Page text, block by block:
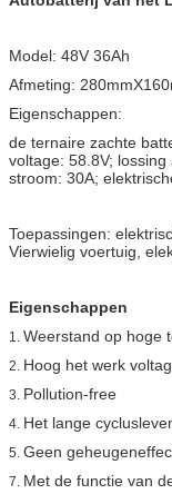
Model: 48V 36Ah
Afmeting:
Eigenschappen:
de ternaire zachte
voltage: 58.8V;
stroom: 30A;
Toepassingen:
Vierwielig voertuig,
Eigenschappen
1. Weerstand op hoge
2. Hoog het werk
3. Pollution-free
4. Het lange
5. Geen
7. Met de functie van